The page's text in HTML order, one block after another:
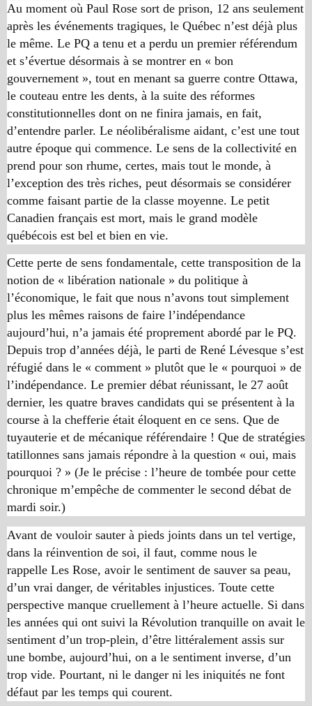
Au moment où Paul Rose sort de prison, 12 ans seulement
après les événements tragiques, le Québec n’est déjà plus
le même. Le PQ a tenu et a perdu un premier référendum
et s’évertue désormais à se montrer en « bon
gouvernement », tout en menant sa guerre contre Ottawa,
le couteau entre les dents, à la suite des réformes
constitutionnelles dont on ne finira jamais, en fait,
d’entendre parler. Le néolibéralisme aidant, c’est une tout
autre époque qui commence. Le sens de la collectivité en
prend pour son rhume, certes, mais tout le monde, à
l’exception des très riches, peut désormais se considérer
comme faisant partie de la classe moyenne. Le petit
Canadien français est mort, mais le grand modèle
québécois est bel et bien en vie.
Cette perte de sens fondamentale, cette transposition de la
notion de « libération nationale » du politique à
l’économique, le fait que nous n’avons tout simplement
plus les mêmes raisons de faire l’indépendance
aujourd’hui, n’a jamais été proprement abordé par le PQ.
Depuis trop d’années déjà, le parti de René Lévesque s’est
réfugié dans le « comment » plutôt que le « pourquoi » de
l’indépendance. Le premier débat réunissant, le 27 août
dernier, les quatre braves candidats qui se présentent à la
course à la chefferie était éloquent en ce sens. Que de
tuyauterie et de mécanique référendaire ! Que de stratégies
tatillonnes sans jamais répondre à la question « oui, mais
pourquoi ? » (Je le précise : l’heure de tombée pour cette
chronique m’empêche de commenter le second débat de
mardi soir.)
Avant de vouloir sauter à pieds joints dans un tel vertige,
dans la réinvention de soi, il faut, comme nous le
rappelle Les Rose, avoir le sentiment de sauver sa peau,
d’un vrai danger, de véritables injustices. Toute cette
perspective manque cruellement à l’heure actuelle. Si dans
les années qui ont suivi la Révolution tranquille on avait le
sentiment d’un trop-plein, d’être littéralement assis sur
une bombe, aujourd’hui, on a le sentiment inverse, d’un
trop vide. Pourtant, ni le danger ni les iniquités ne font
défaut par les temps qui courent.